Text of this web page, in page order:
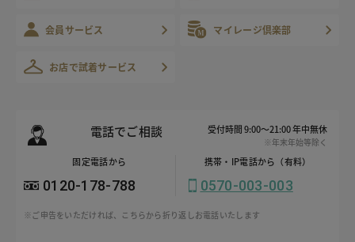
会員サービス マイレージ倶楽部
お店で試着サービス
電話でご相談 受付時間 9:00～21:00 年中無休
※年末年始等除く
固定電話から
0120-178-788
携帯・IP電話から（有料）
0570-003-003
※ご申告をいただければ、こちらから折り返しお電話いたします